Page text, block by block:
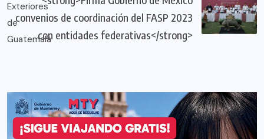
convenios de coordinación del FASP 2023
con entidades federativas</strong>